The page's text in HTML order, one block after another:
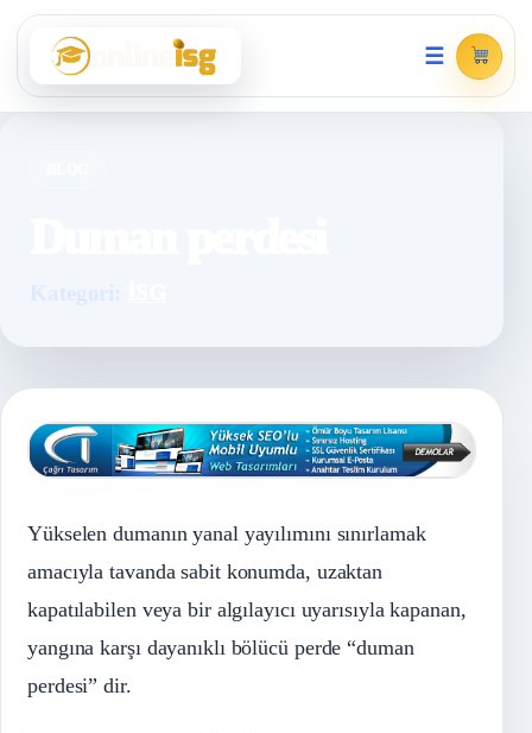
☰
Kategori:
Yükselen dumanın yanal yayılımını sınırlamak
amacıyla tavanda sabit konumda, uzaktan
kapatılabilen veya bir algılayıcı uyarısıyla kapanan,
yangına karşı dayanıklı bölücü perde “duman
perdesi” dir.